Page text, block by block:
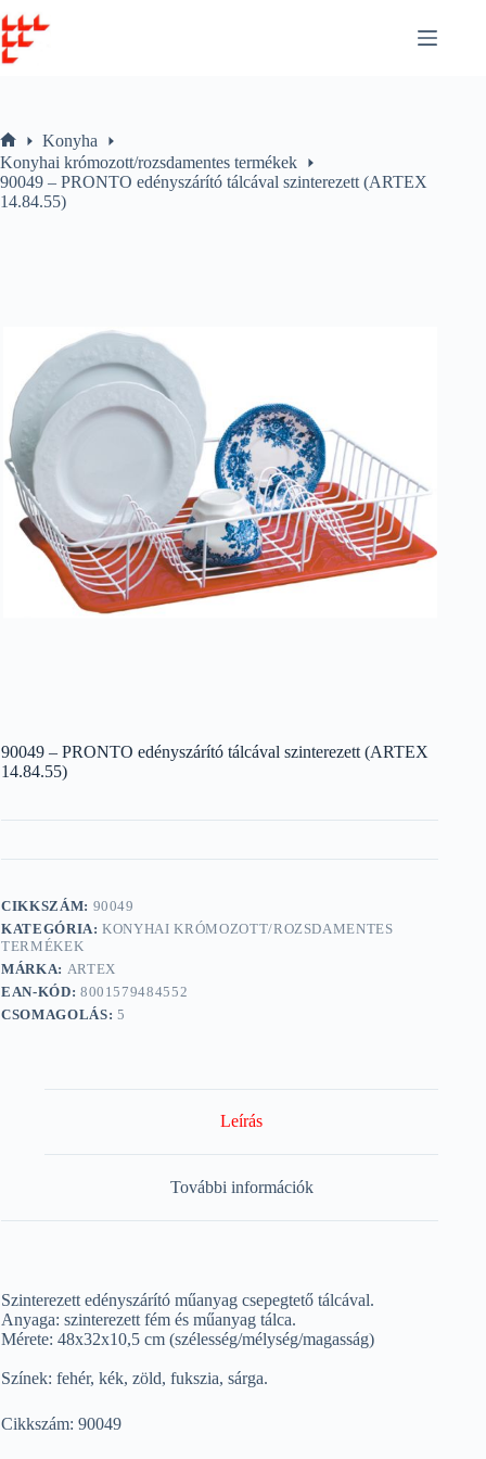
to
content
Home
Konyha
Konyhai krómozott/rozsdamentes termékek
90049 – PRONTO edényszárító tálcával szinterezett (ARTEX
14.84.55)
90049 – PRONTO edényszárító tálcával szinterezett (ARTEX
14.84.55)
CIKKSZÁM: 90049
KATEGÓRIA:KONYHAI KRÓMOZOTT/ROZSDAMENTES
TERMÉKEK
MÁRKA: ARTEX
EAN-KÓD: 8001579484552
CSOMAGOLÁS: 5
Leírás
További információk
Szinterezett edényszárító műanyag csepegtető tálcával.
Anyaga: szinterezett fém és műanyag tálca.
Mérete: 48x32x10,5 cm (szélesség/mélység/magasság)
Színek: fehér, kék, zöld, fukszia, sárga.
Cikkszám: 90049